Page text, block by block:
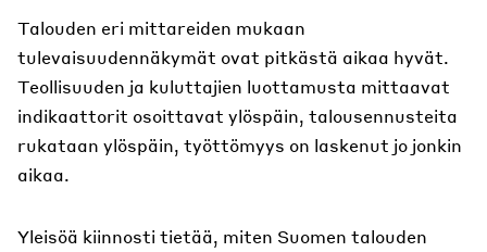
Talouden eri mittareiden mukaan
tulevaisuudennäkymät ovat pitkästä aikaa hyvät.
Teollisuuden ja kuluttajien luottamusta mittaavat
indikaattorit osoittavat ylöspäin, talousennusteita
rukataan ylöspäin, työttömyys on laskenut jo jonkin
aikaa.
Yleisöä kiinnosti tietää, miten Suomen talouden